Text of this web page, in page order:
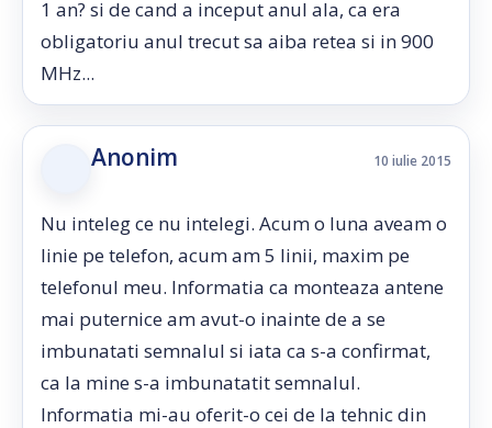
1 an? si de cand a inceput anul ala, ca era
obligatoriu anul trecut sa aiba retea si in 900
MHz...
Anonim 10 iulie 2015
Nu inteleg ce nu intelegi. Acum o luna aveam o
linie pe telefon, acum am 5 linii, maxim pe
telefonul meu. Informatia ca monteaza antene
mai puternice am avut-o inainte de a se
imbunatati semnalul si iata ca s-a confirmat,
ca la mine s-a imbunatatit semnalul.
Informatia mi-au oferit-o cei de la tehnic din